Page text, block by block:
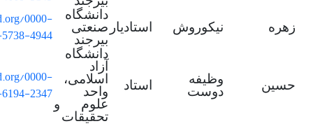
زهره نیکوروش استادیار
دانشگاه
صنعتی
بیرجند
0000-
4944
حسین
وظیفه
دوست
استاد
دانشگاه
آزاد
اسلامی،
واحد
علوم و
تحقیقات
0000-
2347